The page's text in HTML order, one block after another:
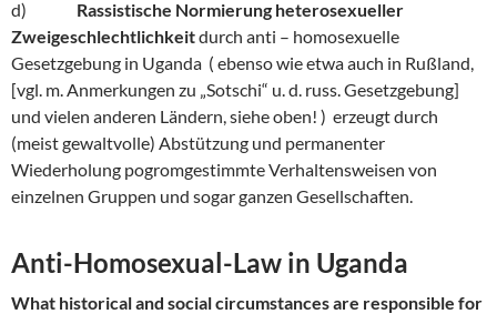
d) Rassistische Normierung heterosexueller
Zweigeschlechtlichkeitdurch anti – homosexuelle
Gesetzgebung in Uganda ( ebenso wie etwa auch in Rußland,
[vgl. m. Anmerkungen zu „Sotschi“ u. d. russ. Gesetzgebung]
und vielen anderen Ländern, siehe oben! ) erzeugt durch
(meist gewaltvolle) Abstützung und permanenter
Wiederholung pogromgestimmte Verhaltensweisen von
einzelnen Gruppen und sogar ganzen Gesellschaften.
Anti-Homosexual-Law in Uganda
What historical and social circumstances are responsible for